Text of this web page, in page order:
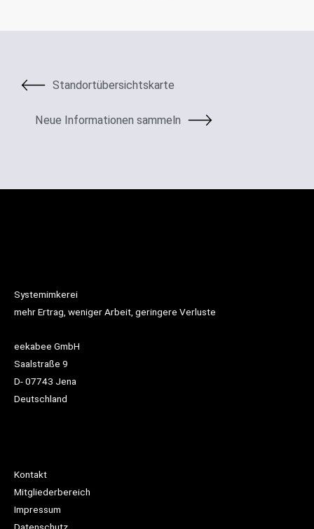
Standortübersichtskarte
Neue Informationen sammeln
Systemimkerei
mehr Ertrag, weniger Arbeit, geringere Verluste
eekabee GmbH
Saalstraße 9
D- 07743 Jena
Deutschland
Kontakt
Mitgliederbereich
Impressum